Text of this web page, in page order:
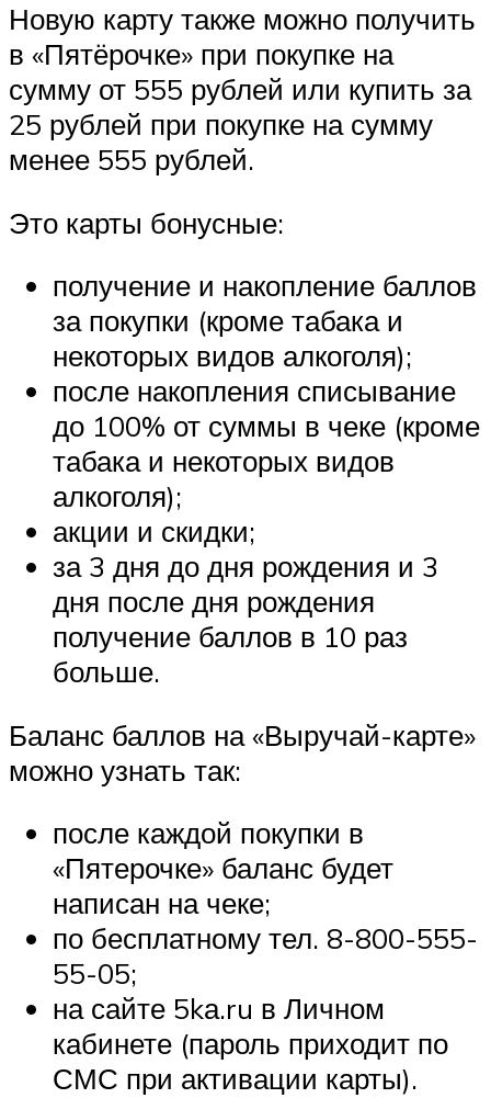
Новую карту также можно получить
в «Пятёрочке» при покупке на
сумму от 555 рублей или купить за
25 рублей при покупке на сумму
менее 555 рублей.
Это карты бонусные:
получение и накопление баллов
за покупки (кроме табака и
некоторых видов алкоголя);
после накопления списывание
до 100% от суммы в чеке (кроме
табака и некоторых видов
алкоголя);
акции и скидки;
за 3 дня до дня рождения и 3
дня после дня рождения
получение баллов в 10 раз
больше.
Баланс баллов на «Выручай-карте»
можно узнать так:
после каждой покупки в
«Пятерочке» баланс будет
написан на чеке;
по бесплатному тел. 8-800-555-
55-05;
на сайте 5kа.ru в Личном
кабинете (пароль приходит по
СМС при активации карты).